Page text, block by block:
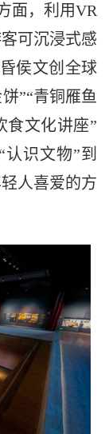
面，利用VR
可沉浸式感
侯文创全球
”“青铜雁鱼
食文化讲座”
识文物”到
人喜爱的方